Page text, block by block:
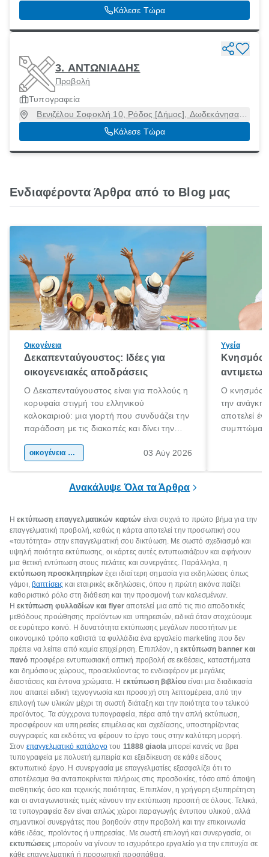
Market ΑΒ Βασιλόπουλος, Ρόδος [Δήμος], Δωδεκάνησα,
85100
Κάλεσε Τώρα
3. ΑΝΤΩΝΙΑΔΗΣ
Προβολή
Τυπογραφεία
Βενιζέλου Σοφοκλή 10, Ρόδος [Δήμος], Δωδεκάνησα,
85100
Κάλεσε Τώρα
Ενδιαφέροντα Άρθρα από το Blog μας
Οικογένεια
Δεκαπενταύγουστος: Ιδέες για
οικογενειακές αποδράσεις
Ο Δεκαπενταύγουστος είναι για πολλούς η
κορυφαία στιγμή του ελληνικού
καλοκαιριού: μια γιορτή που συνδυάζει την
παράδοση με τις διακοπές και δίνει την
χώρας. Είτε πρόκειται για λίγες μέρες
οικογένεια & παιδί 03 Αύγ 2026
Υγεία
Κνησμός:
Ο κνησμός
την ανάγκη
αποτελεί
Ανακάλυψε Όλα τα Άρθρα
Ηεκτύπωση επαγγελματικών καρτών είναι συχνά το πρώτο βήμα για την
επαγγελματική προβολή, καθώς η κάρτα αποτελεί την προσωπική σου
«ταυτότητα» στην επαγγελματική σου δικτύωση. Με σωστό σχεδιασμό και
υψηλή ποιότητα εκτύπωσης, οι κάρτες αυτές εντυπωσιάζουν και αφήνουν
μια θετική εντύπωση στους πελάτες και συνεργάτες. Παράλληλα, η
εκτύπωση προσκλητηρίων έχει ιδιαίτερη σημασία για εκδηλώσεις όπως
γάμοι, βαπτίσεις και εταιρικές εκδηλώσεις, όπου η πρώτη εικόνα παίζει
καθοριστικό ρόλο στη διάθεση και την προσμονή των καλεσμένων.
Ηεκτύπωση φυλλαδίων και flyer αποτελεί μια από τις πιο αποδοτικές
μεθόδους προώθησης προϊόντων και υπηρεσιών, ειδικά όταν στοχεύουμε
σε ευρύτερο κοινό. Η δυνατότητα εκτύπωσης μεγάλων ποσοτήτων με
οικονομικό τρόπο καθιστά τα φυλλάδια ένα εργαλείο marketing που δεν
πρέπει να λείπει από καμία επιχείρηση. Επιπλέον, ηεκτύπωση banner και
πανό προσφέρει εντυπωσιακή οπτική προβολή σε εκθέσεις, καταστήματα
και δημόσιους χώρους, προσελκύοντας το ενδιαφέρον με μεγάλες
διαστάσεις και έντονα χρώματα. Η εκτύπωση βιβλίουείναι μια διαδικασία
που απαιτεί ειδική τεχνογνωσία και προσοχή στη λεπτομέρεια, από την
επιλογή των υλικών μέχρι τη σωστή διάταξη και την ποιότητα του τελικού
προϊόντος. Τα σύγχρονα τυπογραφεία, πέρα από την απλή εκτύπωση,
προσφέρουν και υπηρεσίες επιμέλειας και σχεδίασης, υποστηρίζοντας
συγγραφείς και εκδότες να φέρουν το έργο τους στην καλύτερη μορφή.
Στον επαγγελματικό κατάλογοτου 11888giaola μπορεί κανείς να βρει
τυπογραφεία με πολυετή εμπειρία και εξειδίκευση σε κάθε είδους
εκτυπωτικό έργο. Η συνεργασία με επαγγελματίες εξασφαλίζει ότι το
αποτέλεσμα θα ανταποκρίνεται πλήρως στις προσδοκίες, τόσο από άποψη
αισθητικής όσο και τεχνικής ποιότητας. Επιπλέον, η γρήγορη εξυπηρέτηση
και οι ανταγωνιστικές τιμές κάνουν την εκτύπωση προσιτή σε όλους. Τελικά,
τα τυπογραφεία δεν είναι απλώς χώροι παραγωγής έντυπου υλικού, αλλά
σημαντικοί συνεργάτες που βοηθούν στην προβολή και την επικοινωνία
κάθε ιδέας, προϊόντος ή υπηρεσίας. Με σωστή επιλογή και συνεργασία, οι
εκτυπώσεις μπορούν να γίνουν το ισχυρότερο εργαλείο για την επιτυχία σε
κάθε επαγγελματική ή προσωπική προσπάθεια.